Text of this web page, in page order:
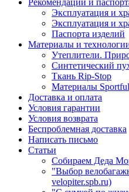
Рекомендации и
Эксплуатация и
Эксплуатация и
Паспорта изделий
Материалы и
Утеплители.
Синтетический
Ткань Rip-Stop
Материалы Sportful
Доставка и оплата
Условия гарантии
Условия возврата
Беспроблемная доставка
Написать письмо
Статьи
Собираем Деда
"Выбор
velopiter.spb.ru)